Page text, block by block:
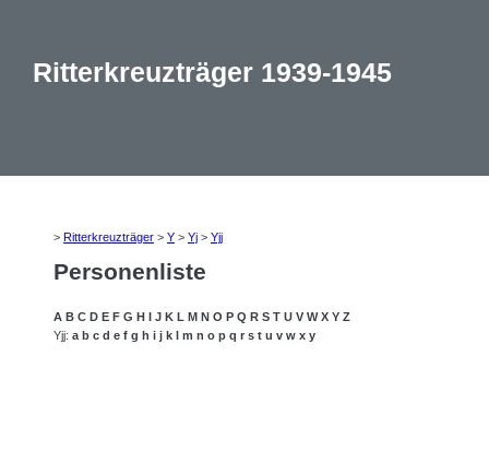
Ritterkreuzträger 1939-1945
> Ritterkreuzträger > Y > Yj > Yjj
Personenliste
A B C D E F G H I J K L M N O P Q R S T U V W X Y Z
Yjj: a b c d e f g h i j k l m n o p q r s t u v w x y